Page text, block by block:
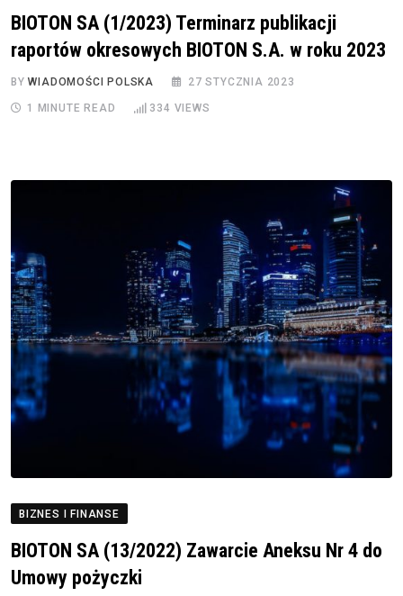
BIOTON SA (1/2023) Terminarz publikacji
raportów okresowych BIOTON S.A. w roku 2023
BYWIADOMOŚCI POLSKA 27 STYCZNIA 2023
1 MINUTE READ 334 VIEWS
BIZNES I FINANSE
BIOTON SA (13/2022) Zawarcie Aneksu Nr 4 do
Umowy pożyczki